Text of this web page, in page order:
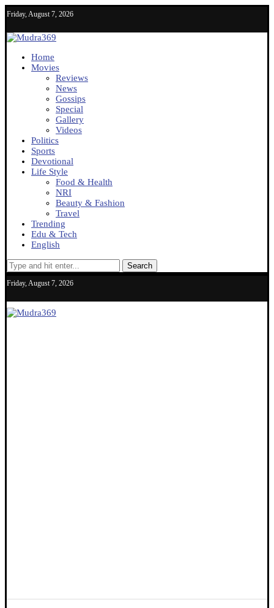
Friday, August 7, 2026
Home
Movies
Reviews
News
Gossips
Special
Gallery
Videos
Politics
Sports
Devotional
Life Style
Food & Health
NRI
Beauty & Fashion
Travel
Trending
Edu & Tech
English
Search
Friday, August 7, 2026